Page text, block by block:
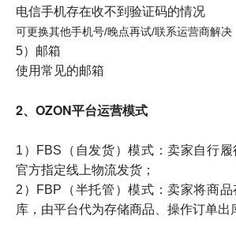
电信手机存在收不到验证码的情况
可更换其他手机号/晚点再试/联系运营商解决
5）邮箱
使用常见的邮箱
2、OZON平台运营模式
1）FBS（自发货）模式：卖家自行履
官方指定线上物流发货；
2）FBP（半托管）模式：卖家将商
库，由平台代为存储商品、操作订单出